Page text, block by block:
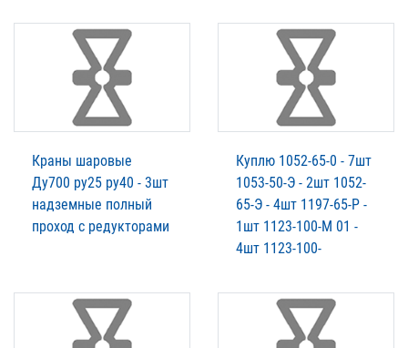
Краны шаровые
Ду700 ру25 ру40 - 3шт
надземные полный
проход с редукторами
Куплю 1052-65-0 - 7шт
1053-50-Э - 2шт 1052-
65-Э - 4шт 1197-65-Р -
1шт 1123-100-М 01 -
4шт 1123-100-